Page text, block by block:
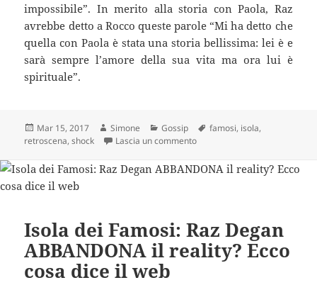
impossibile”. In merito alla storia con Paola, Raz
avrebbe detto a Rocco queste parole “Mi ha detto che
quella con Paola è stata una storia bellissima: lei è e
sarà sempre l’amore della sua vita ma ora lui è
spirituale”.
Scritto
il
Mar 15, 2017 Autore
Simone Categorie
Gossip Tag
famosi, isola,
retroscena,shock Lascia un commentosu Isola dei famosi, il
Isola dei Famosi: Raz Degan
ABBANDONA il reality? Ecco
cosa dice il web